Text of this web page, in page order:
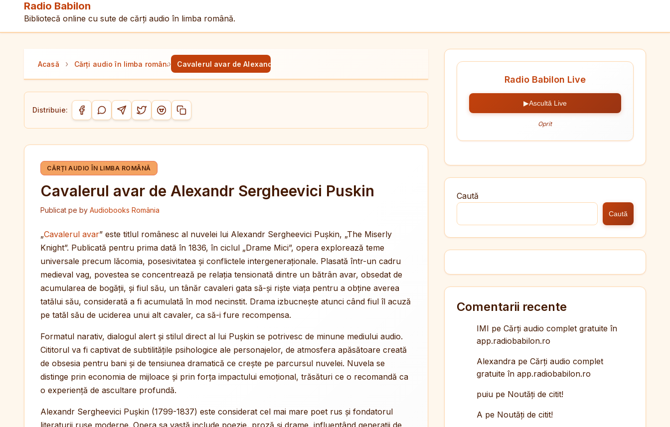
Radio Babilon
Bibliotecă online cu sute de cărți audio în limba română.
Acasă › Cărți audio în limba română
› Cavalerul avar de Alexandr Sergheevici Puskin
Distribuie:
Distribuie pe Facebook
Distribuie pe WhatsApp
Distribuie pe Telegram
Distribuie pe Twitter/X
Distribuie pe Reddit
Copiază link-ul
CĂRȚI AUDIO ÎN LIMBA ROMÂNĂ
Cavalerul avar de Alexandr Sergheevici Puskin
Publicat pe by Audiobooks România
„Cavalerul avar” este titlul românesc al nuvelei lui Alexandr Sergheevici Pușkin, „The Miserly
Knight”. Publicată pentru prima dată în 1836, în ciclul „Drame Mici”, opera explorează teme
universale precum lăcomia, posesivitatea și conflictele intergeneraționale. Plasată într-un cadru
medieval vag, povestea se concentrează pe relația tensionată dintre un bătrân avar, obsedat de
acumularea de bogății, și fiul său, un tânăr cavaleri gata să-și riște viața pentru a obține averea
tatălui său, considerată a fi acumulată în mod necinstit. Drama izbucnește atunci când fiul îl acuză
pe tatăl său de uciderea unui alt cavaler, ca să-i fure recompensa.
Formatul narativ, dialogul alert și stilul direct al lui Pușkin se potrivesc de minune mediului audio.
Cititorul va fi captivat de subtilitățile psihologice ale personajelor, de atmosfera apăsătoare creată
de obsesia pentru bani și de tensiunea dramatică ce crește pe parcursul nuvelei. Nuvela se
distinge prin economia de mijloace și prin forța impactului emoțional, trăsături ce o recomandă ca
o experiență de ascultare profundă.
Alexandr Sergheevici Pușkin (1799-1837) este considerat cel mai mare poet rus și fondatorul
literaturii ruse moderne. Opera sa vastă include poezie, proză și drame, influențând generații de
Radio Babilon Live
▶Ascultă Live
Oprit
Caută
Caută
Comentarii recente
IMI pe Cărți audio complet gratuite în
app.radiobabilon.ro
Alexandrape Cărți audio complet
gratuite în app.radiobabilon.ro
puiupe Noutăți de citit!
A pe Noutăți de citit!